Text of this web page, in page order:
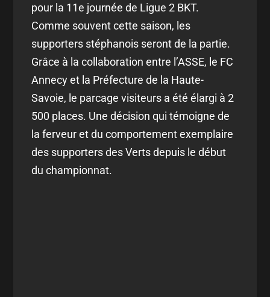
pour la 11e journée de Ligue 2 BKT.
Comme souvent cette saison, les
supporters stéphanois seront de la partie.
Grâce à la collaboration entre l’ASSE, le FC
Annecy et la Préfecture de la Haute-
Savoie, le parcage visiteurs a été élargi à 2
500 places. Une décision qui témoigne de
la ferveur et du comportement exemplaire
des supporters des Verts depuis le début
du championnat.